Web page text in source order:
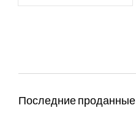
Последние проданные